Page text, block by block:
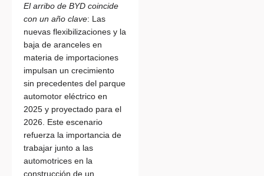
El arribo de BYD coincide
con un año clave: Las
nuevas flexibilizaciones y la
baja de aranceles en
materia de importaciones
impulsan un crecimiento
sin precedentes del parque
automotor eléctrico en
2025 y proyectado para el
2026. Este escenario
refuerza la importancia de
trabajar junto a las
automotrices en la
construcción de un